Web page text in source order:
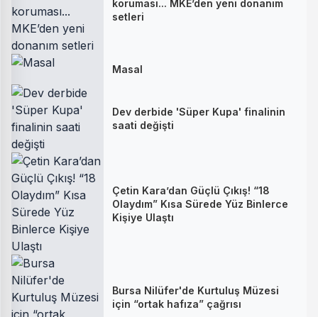
koruması... MKE’den yeni donanım
setleri
Masal
Dev derbide 'Süper Kupa' finalinin
saati değişti
Çetin Kara’dan Güçlü Çıkış! “18
Olaydım” Kısa Sürede Yüz Binlerce
Kişiye Ulaştı
Bursa Nilüfer'de Kurtuluş Müzesi
için “ortak hafıza” çağrısı